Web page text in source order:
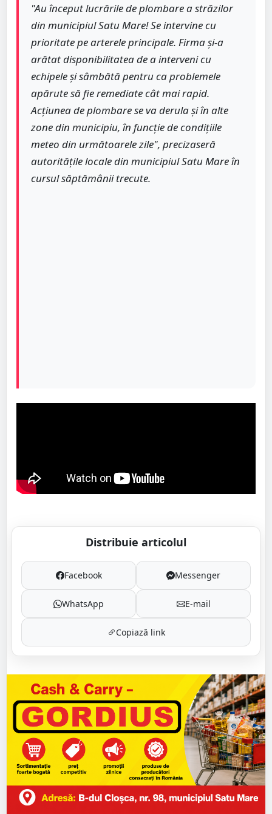
"Au început lucrările de plombare a străzilor
din municipiul Satu Mare! Se intervine cu
prioritate pe arterele principale. Firma și-a
arătat disponibilitatea de a interveni cu
echipele și sâmbătă pentru ca problemele
apărute să fie remediate cât mai rapid.
Acțiunea de plombare se va derula și în alte
zone din municipiu, în funcție de condițiile
meteo din următoarele zile", precizaseră
autoritățile locale din municipiul Satu Mare în
cursul săptămânii trecute.
Distribuie articolul
Facebook Messenger
WhatsApp E-mail
Copiază link